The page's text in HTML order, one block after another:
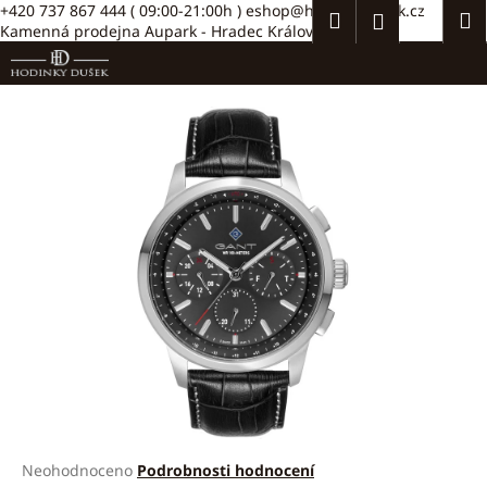
Přejít
na
+420 737 867 444 ( 09:00-21:00h ) eshop@hodinkydusek.cz
Kamenná prodejna Aupark - Hradec Králové >>
HledatPřihlášení
Průměrné
Neohodnoceno Podrobnosti hodnocení
K
o
š
í
Zpět
Zpět
e